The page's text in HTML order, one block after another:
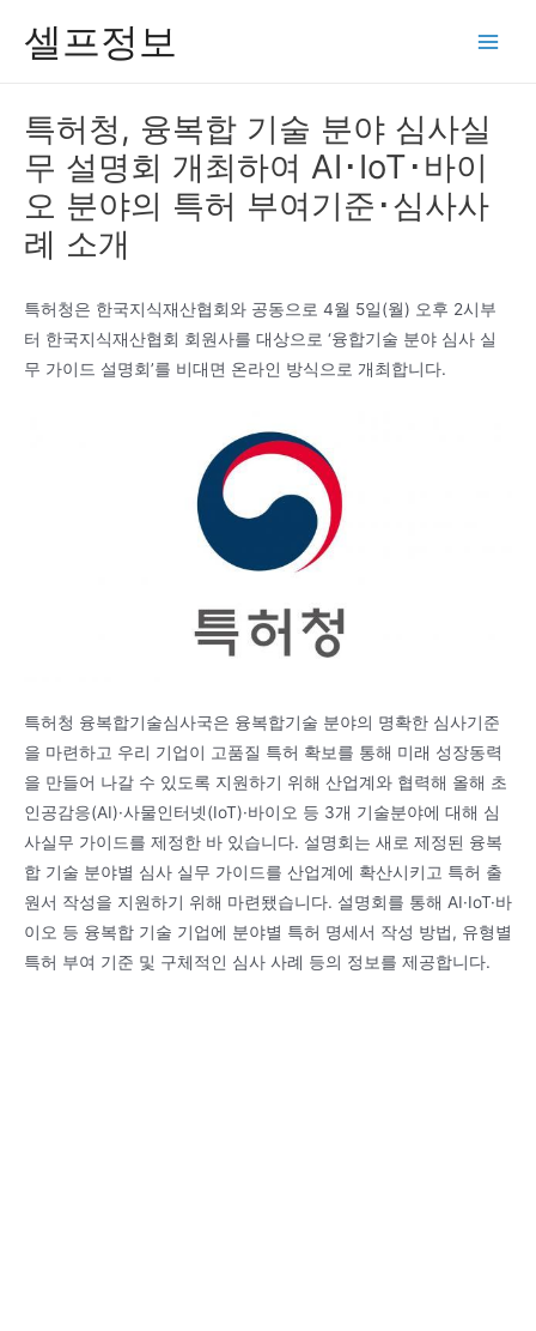
셀프정보
특허청, 융복합 기술 분야 심사실
무 설명회 개최하여 AI･IoT･바이
오 분야의 특허 부여기준･심사사
례 소개
특허청은 한국지식재산협회와 공동으로 4월 5일(월) 오후 2시부
터 한국지식재산협회 회원사를 대상으로 ‘융합기술 분야 심사 실
무 가이드 설명회’를 비대면 온라인 방식으로 개최합니다.
특허청 융복합기술심사국은 융복합기술 분야의 명확한 심사기준
을 마련하고 우리 기업이 고품질 특허 확보를 통해 미래 성장동력
을 만들어 나갈 수 있도록 지원하기 위해 산업계와 협력해 올해 초
인공감응(AI)·사물인터넷(IoT)·바이오 등 3개 기술분야에 대해 심
사실무 가이드를 제정한 바 있습니다. 설명회는 새로 제정된 융복
합 기술 분야별 심사 실무 가이드를 산업계에 확산시키고 특허 출
원서 작성을 지원하기 위해 마련됐습니다. 설명회를 통해 AI·IoT·바
이오 등 융복합 기술 기업에 분야별 특허 명세서 작성 방법, 유형별
특허 부여 기준 및 구체적인 심사 사례 등의 정보를 제공합니다.